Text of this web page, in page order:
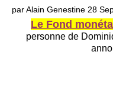
par Alain Genestine 28
Le Fond
personne de